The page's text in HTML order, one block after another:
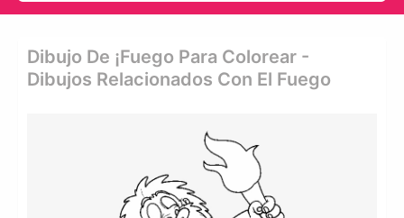
Dibujo De ¡fuego Para Colorear -
Dibujos Relacionados Con El Fuego